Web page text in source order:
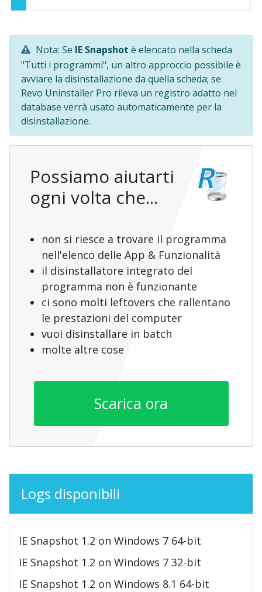
Nota: Se IE Snapshot è elencato nella scheda
"Tutti i programmi", un altro approccio possibile è
avviare la disinstallazione da quella scheda; se
Revo Uninstaller Pro rileva un registro adatto nel
database verrà usato automaticamente per la
disinstallazione.
Possiamo aiutarti
ogni volta che...
non si riesce a trovare il programma
nell'elenco delle App & Funzionalità
il disinstallatore integrato del
programma non è funzionante
ci sono molti leftovers che rallentano
le prestazioni del computer
vuoi disinstallare in batch
molte altre cose
Scarica ora
Logs disponibili
IE Snapshot 1.2 on Windows 7 64-bit
IE Snapshot 1.2 on Windows 7 32-bit
IE Snapshot 1.2 on Windows 8.1 64-bit